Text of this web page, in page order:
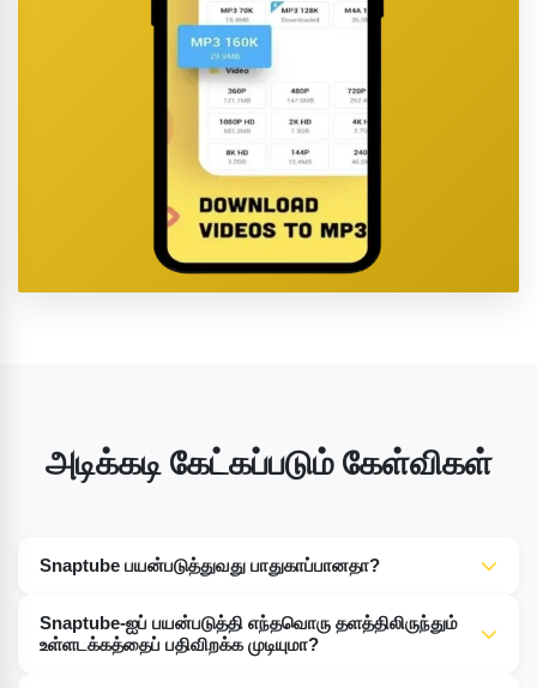
அடிக்கடி கேட்கப்படும் கேள்விகள்
Snaptube பயன்படுத்துவது பாதுகாப்பானதா?
ஆம், Snaptube-இன் இணையதளம் அல்லது Google Play
Store போன்ற நம்பகமான தளங்களிலிருந்து அதன் அசல் பதிப்பைப்
Snaptube-ஐப் பயன்படுத்தி எந்தவொரு தளத்திலிருந்தும்
உள்ளடக்கத்தைப் பதிவிறக்க முடியுமா?